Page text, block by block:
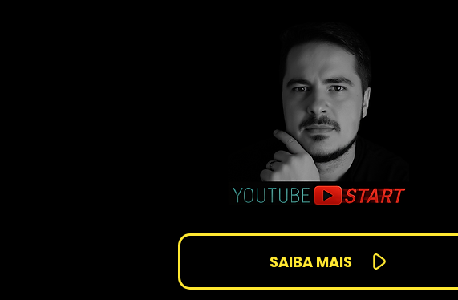
SAIBA MAIS